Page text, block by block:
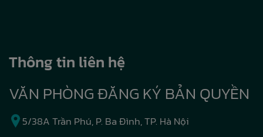
Thông tin liên hệ
VĂN PHÒNG ĐĂNG KÝ BẢN QUYỀN
5/38A Trần Phú, P. Ba Đình, TP. Hà Nội